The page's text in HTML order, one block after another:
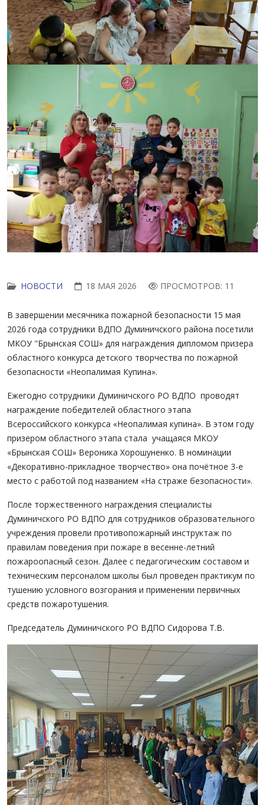
НОВОСТИ 18 МАЯ 2026 ПРОСМОТРОВ: 11
В завершении месячника пожарной безопасности 15 мая
2026 года сотрудники ВДПО Думиничского района посетили
МКОУ "Брынская СОШ» для награждения дипломом призера
областного конкурса детского творчества по пожарной
безопасности «Неопалимая Купина».
Ежегодно сотрудники Думиничского РО ВДПО проводят
награждение победителей областного этапа
Всероссийского конкурса «Неопалимая купина». В этом году
призером областного этапа стала учащаяся МКОУ
«Брынская СОШ» Вероника Хорошуненко. В номинации
«Декоративно-прикладное творчество» она почётное 3-е
место с работой под названием «На страже безопасности».
После торжественного награждения специалисты
Думиничского РО ВДПО для сотрудников образовательного
учреждения провели противопожарный инструктаж по
правилам поведения при пожаре в весенне-летний
пожароопасный сезон. Далее с педагогическим составом и
техническим персоналом школы был проведен практикум по
тушению условного возгорания и применении первичных
средств пожаротушения.
Председатель Думиничского РО ВДПО Сидорова Т.В.